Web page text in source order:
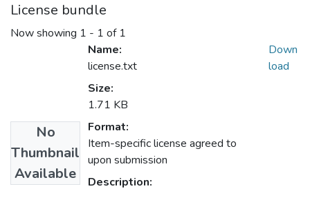
License bundle
Now showing 1 - 1 of 1
No
Thumbnail
Available
Name:
license.txt
Size:
1.71 KB
Format:
Item-specific license agreed to
upon submission
Description:
Down
load